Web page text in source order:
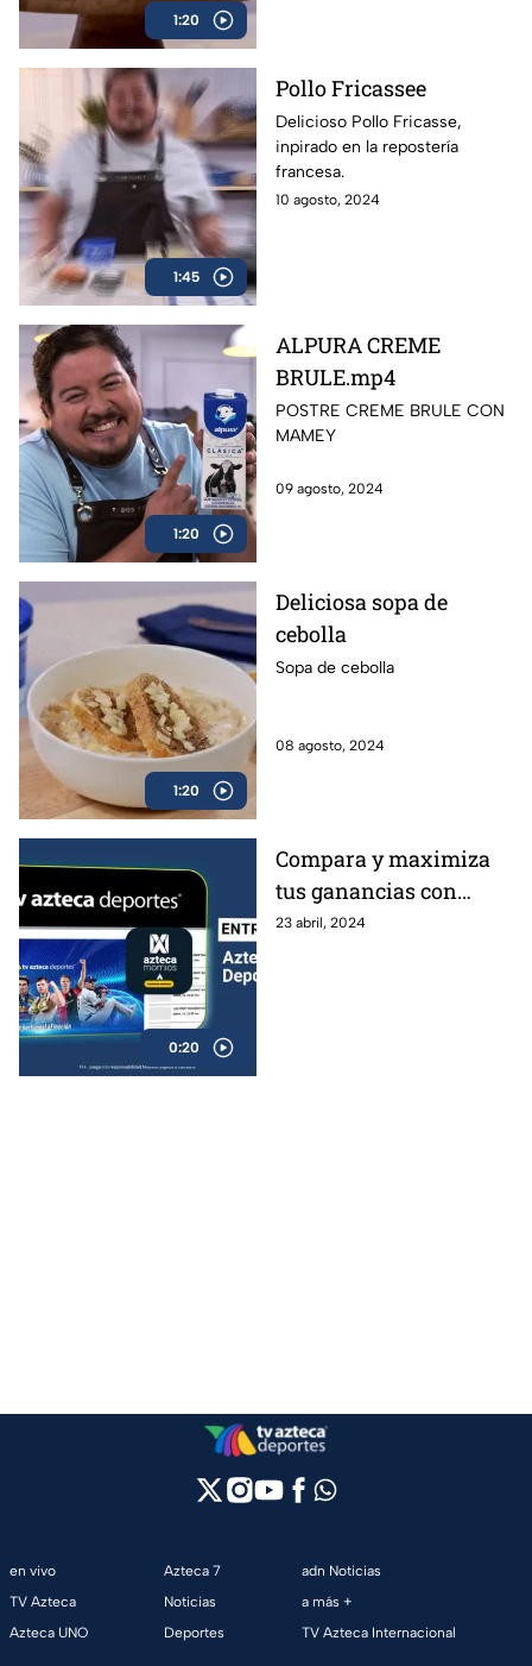
1:20
1:45
Pollo Fricassee
Delicioso Pollo Fricasse,
inpirado en la repostería
francesa.
10 agosto, 2024
1:20
ALPURA CREME
BRULE.mp4
POSTRE CREME BRULE CON
MAMEY
09 agosto, 2024
1:20
Deliciosa sopa de
cebolla
Sopa de cebolla
08 agosto, 2024
0:20
Compara y maximiza
tus ganancias con
Azteca Momios
23 abril, 2024
en vivo
TV Azteca
Azteca UNO
Azteca 7
Noticias
Deportes
adn Noticias
a más +
TV Azteca Internacional